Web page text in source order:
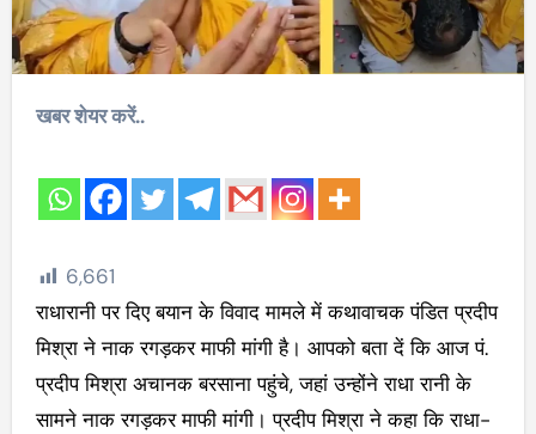
खबर शेयर करें..
6,661
राधारानी पर दिए बयान के विवाद मामले में कथावाचक पंडित प्रदीप
मिश्रा ने नाक रगड़कर माफी मांगी है। आपको बता दें कि आज पं.
प्रदीप मिश्रा अचानक बरसाना पहुंचे, जहां उन्होंने राधा रानी के
सामने नाक रगड़कर माफी मांगी। प्रदीप मिश्रा ने कहा कि राधा-